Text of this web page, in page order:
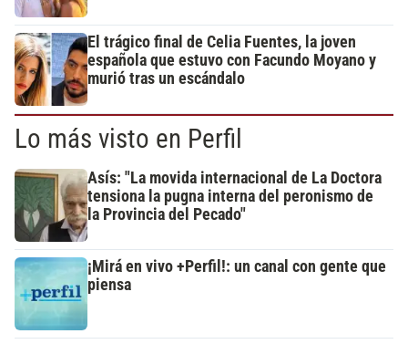
El trágico final de Celia Fuentes, la joven
española que estuvo con Facundo Moyano y
murió tras un escándalo
Lo más visto en Perfil
Asís: "La movida internacional de La Doctora
tensiona la pugna interna del peronismo de
la Provincia del Pecado"
¡Mirá en vivo +Perfil!: un canal con gente que
piensa